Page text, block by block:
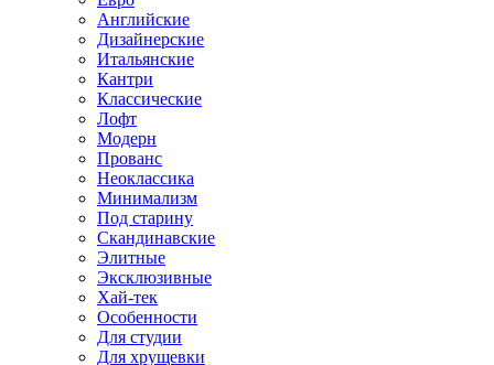
Английские
Дизайнерские
Итальянские
Кантри
Классические
Лофт
Модерн
Прованс
Неоклассика
Минимализм
Под старину
Скандинавские
Элитные
Эксклюзивные
Хай-тек
Особенности
Для студии
Для хрущевки